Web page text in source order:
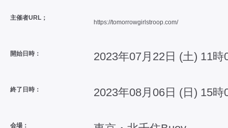
主催者URL；
https://tomorrowgirlstroop.com/
開始日時： 2023年07月22日 (土) 11時
終了日時： 2023年08月06日 (日) 15時
会場：